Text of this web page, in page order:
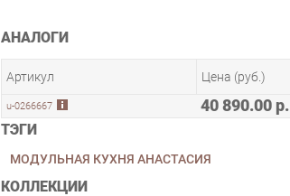
АНАЛОГИ
Артикул Цена (руб.)
u-0266667 40 890.00 р.
ТЭГИ
МОДУЛЬНАЯ КУХНЯ АНАСТАСИЯ
КОЛЛЕКЦИИ